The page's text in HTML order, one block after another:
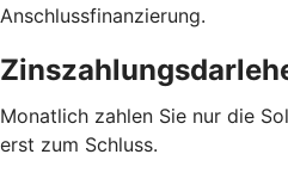
Anschlussfinanzierung.
Monatlich zahlen Sie nur die
erst zum Schluss.